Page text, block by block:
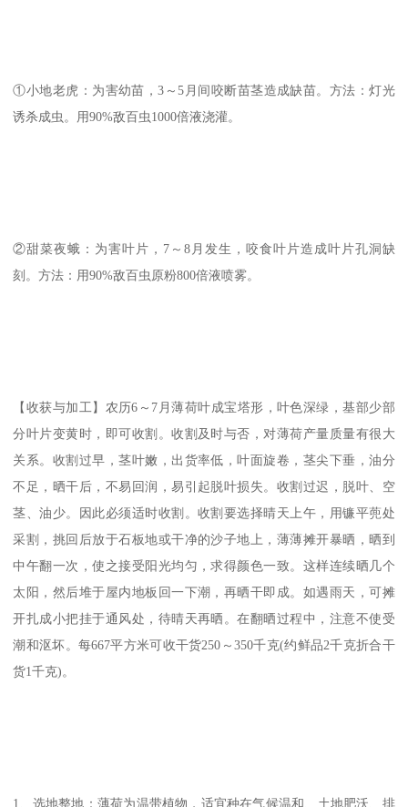
①小地老虎：为害幼苗，3～5月间咬断苗茎造成缺苗。方法：灯光
诱杀成虫。用90%敌百虫1000倍液浇灌。
②甜菜夜蛾：为害叶片，7～8月发生，咬食叶片造成叶片孔洞缺
刻。方法：用90%敌百虫原粉800倍液喷雾。
【收获与加工】农历6～7月薄荷叶成宝塔形，叶色深绿，基部少部
分叶片变黄时，即可收割。收割及时与否，对薄荷产量质量有很大
关系。收割过早，茎叶嫩，出货率低，叶面旋卷，茎尖下垂，油分
不足，晒干后，不易回润，易引起脱叶损失。收割过迟，脱叶、空
茎、油少。因此必须适时收割。收割要选择晴天上午，用镰平蔸处
采割，挑回后放于石板地或干净的沙子地上，薄薄摊开暴晒，晒到
中午翻一次，使之接受阳光均匀，求得颜色一致。这样连续晒几个
太阳，然后堆于屋内地板回一下潮，再晒干即成。如遇雨天，可摊
开扎成小把挂于通风处，待晴天再晒。在翻晒过程中，注意不使受
潮和沤坏。每667平方米可收干货250～350千克(约鲜品2千克折合干
货1千克)。
1、选地整地：薄荷为温带植物，适宜种在气候温和、土地肥沃、排